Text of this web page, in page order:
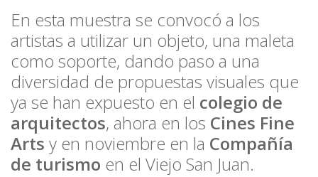
En esta muestra se convocó a los
artistas a utilizar un objeto, una maleta
como soporte, dando paso a una
diversidad de propuestas visuales que
ya se han expuesto en el colegio de
arquitectos, ahora en los Cines Fine
Arts y en noviembre en la Compañía
de turismo en el Viejo San Juan.